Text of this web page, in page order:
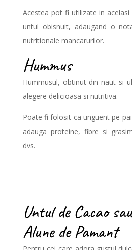
Acestea pot fi utilizate in
untul obisnuit, adaugand o
nutritionale mancarurilor.
Hummus
Hummusul, obtinut din naut si
alegere delicioasa si nutritiva.
Poate fi folosit ca unguent pe
adauga proteine, fibre si
dvs.
Untul de Cacao
Alune de Pamant